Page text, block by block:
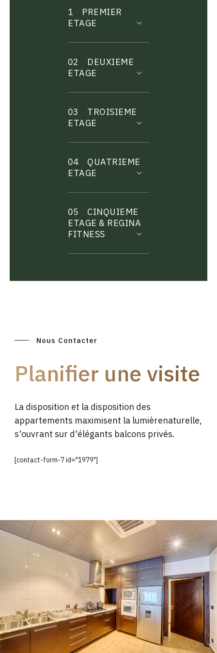
1
PREMIER
ETAGE
02
DEUXIEME
ETAGE
03
TROISIEME
ETAGE
04
QUATRIEME
ETAGE
05
CINQUIEME
ETAGE & REGINA
FITNESS
Nous Contacter
Planifier une visite
La disposition et la disposition des
appartements maximisent la lumièrenaturelle,
s'ouvrant sur d'élégants balcons privés.
[contact-form-7 id="1979"]